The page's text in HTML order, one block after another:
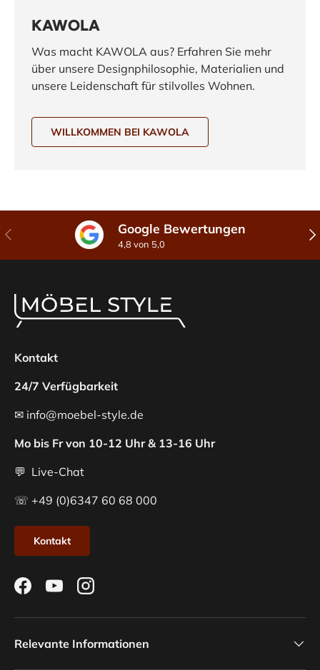
KAWOLA
Was macht KAWOLA aus? Erfahren Sie mehr
über unsere Designphilosophie, Materialien und
unsere Leidenschaft für stilvolles Wohnen.
WILLKOMMEN BEI KAWOLA
Vorherige Google Bewertungen
4,8 von 5,0
Kontakt
24/7 Verfügbarkeit
✉ info@moebel-style.de
Mo bis Fr von 10-12 Uhr & 13-16 Uhr
💬 Live-Chat
☏ +49 (0)6347 60 68 000
Kontakt
FacebookYouTubeInstagram
Relevante Informationen